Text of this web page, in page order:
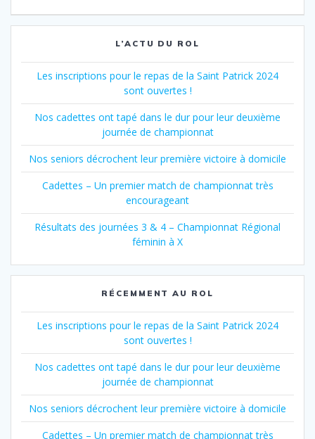
L’ACTU DU ROL
Les inscriptions pour le repas de la Saint Patrick 2024
sont ouvertes !
Nos cadettes ont tapé dans le dur pour leur deuxième
journée de championnat
Nos seniors décrochent leur première victoire à domicile
Cadettes – Un premier match de championnat très
encourageant
Résultats des journées 3 & 4 – Championnat Régional
féminin à X
RÉCEMMENT AU ROL
Les inscriptions pour le repas de la Saint Patrick 2024
sont ouvertes !
Nos cadettes ont tapé dans le dur pour leur deuxième
journée de championnat
Nos seniors décrochent leur première victoire à domicile
Cadettes – Un premier match de championnat très